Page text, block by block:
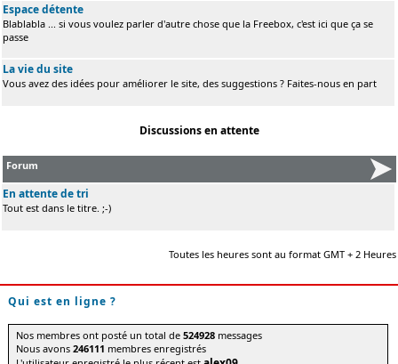
Espace détente
Blablabla ... si vous voulez parler d'autre chose que la Freebox, c'est ici que ça se
passe
La vie du site
Vous avez des idées pour améliorer le site, des suggestions ? Faites-nous en part
Discussions en attente
Forum
En attente de tri
Tout est dans le titre. ;-)
Toutes les heures sont au format GMT + 2 Heures
Qui est en ligne ?
Nos membres ont posté un total de524928 messages
Nous avons246111 membres enregistrés